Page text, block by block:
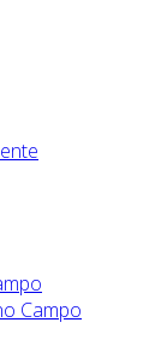
Campo